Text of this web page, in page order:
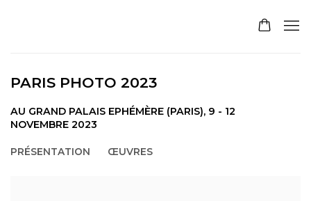
PARIS PHOTO 2023
AU GRAND PALAIS EPHÉMÈRE (PARIS), 9 - 12
NOVEMBRE 2023
PRÉSENTATION ŒUVRES